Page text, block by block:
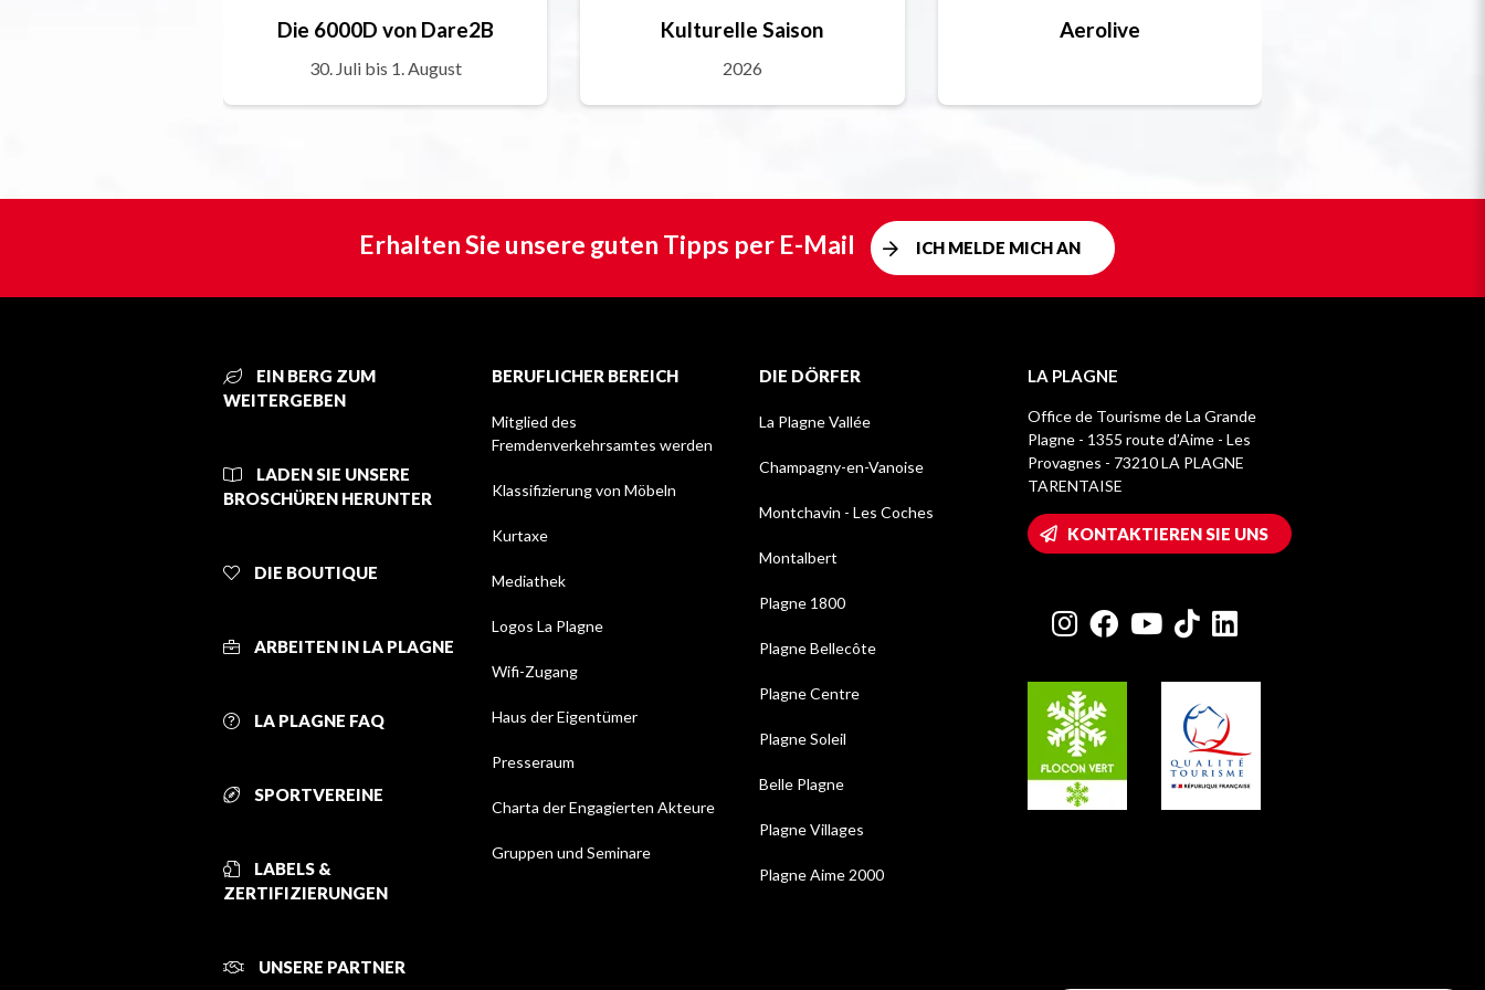
Die 6000D von Dare2B
30. Juli bis 1. August
Kulturelle Saison
2026
Aerolive
Erhalten Sie unsere guten Tipps per E-Mail ICH MELDE MICH AN
EIN BERG ZUM
WEITERGEBEN
LADEN SIE UNSERE
BROSCHÜREN HERUNTER
DIE BOUTIQUE
ARBEITEN IN LA PLAGNE
LA PLAGNE FAQ
SPORTVEREINE
LABELS &
ZERTIFIZIERUNGEN
UNSERE PARTNER
BERUFLICHER BEREICH
Mitglied des
Fremdenverkehrsamtes werden
Klassifizierung von Möbeln
Kurtaxe
Mediathek
Logos La Plagne
Wifi-Zugang
Haus der Eigentümer
Presseraum
Charta der Engagierten Akteure
Gruppen und Seminare
DIE DÖRFER
La Plagne Vallée
Champagny-en-Vanoise
Montchavin - Les Coches
Montalbert
Plagne 1800
Plagne Bellecôte
Plagne Centre
Plagne Soleil
Belle Plagne
Plagne Villages
Plagne Aime 2000
LA PLAGNE
Office de Tourisme de La Grande
Plagne - 1355 route d’Aime - Les
Provagnes - 73210 LA PLAGNE
TARENTAISE
KONTAKTIEREN SIE UNS